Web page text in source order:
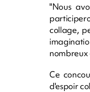
"Nous
collage,
nombreux
Ce
d'espoir